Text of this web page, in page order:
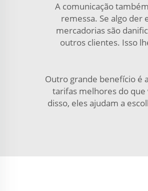
A comunicação
remessa. Se algo
mercadorias são
outros clientes. Isso
Outro grande benefício é
tarifas melhores do
disso, eles ajudam a